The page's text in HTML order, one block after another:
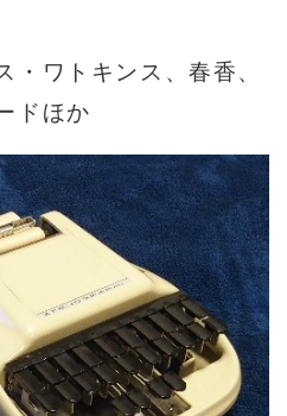
・ワトキンス、春香、
ドほか